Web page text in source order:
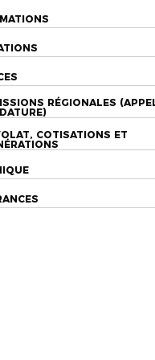
RÉGIONALES
COTISATIONS ET